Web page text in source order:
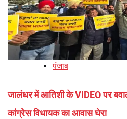
पंजाब
जालंधर में आतिशी के VIDEO पर
कांग्रेस विधायक का आवास घेरा